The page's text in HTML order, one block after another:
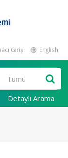
Girişi English
Detaylı Arama